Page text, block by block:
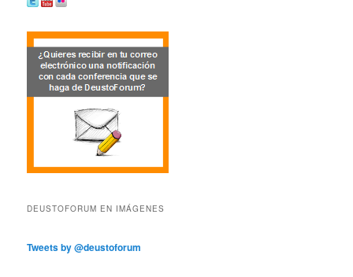
DEUSTOFORUM EN IMÁGENES
Tweets by @deustoforum